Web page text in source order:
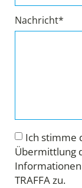
Nachricht*
Ich stimme
Übermittlung
TRAFFA zu.